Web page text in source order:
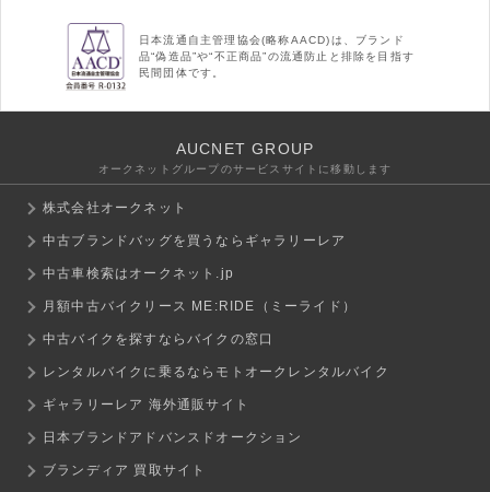
日本流通自主管理協会(略称AACD)は、ブランド
品“偽造品”や“不正商品”の流通防止と排除を目指す
民間団体です。
AUCNET GROUP
オークネットグループのサービスサイトに移動します
株式会社オークネット
中古ブランドバッグを買うならギャラリーレア
中古車検索はオークネット.jp
月額中古バイクリース ME:RIDE（ミーライド）
中古バイクを探すならバイクの窓口
レンタルバイクに乗るならモトオークレンタルバイク
ギャラリーレア 海外通販サイト
日本ブランドアドバンスドオークション
ブランディア 買取サイト